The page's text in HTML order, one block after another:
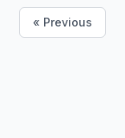
« Previous